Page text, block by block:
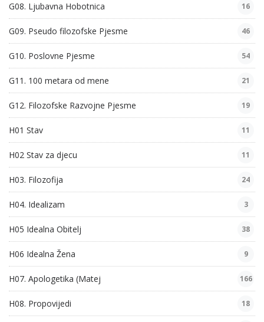
G08. Ljubavna Hobotnica 16
G09. Pseudo filozofske Pjesme 46
G10. Poslovne Pjesme 54
G11. 100 metara od mene 21
G12. Filozofske Razvojne Pjesme 19
H01 Stav 11
H02 Stav za djecu 11
H03. Filozofija 24
H04. Idealizam 3
H05 Idealna Obitelj 38
H06 Idealna Žena 9
H07. Apologetika (Matej 166
H08. Propovijedi 18